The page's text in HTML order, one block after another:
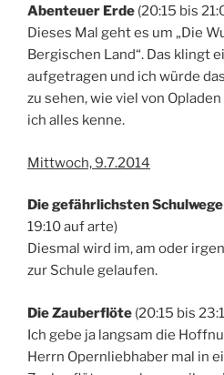
Abenteuer Erde (20:15 bis
Dieses Mal geht es um „Die
Bergischen Land“. Das klingt
aufgetragen und ich würde
zu sehen, wie viel von
ich alles kenne.
Mittwoch, 9.7.2014
Die gefährlichsten
19:10 auf arte)
Diesmal wird im, am oder
zur Schule gelaufen.
Die Zauberflöte (20:15 bis
Ich gebe ja langsam die
Herrn Opernliebhaber mal in